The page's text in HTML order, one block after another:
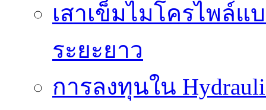
เสาเข็มไมโครไพล์
ระยะยาว
การลงทุนใน